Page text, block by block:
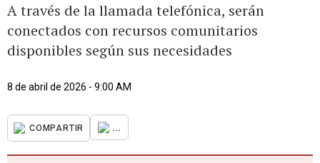
A través de la llamada telefónica, serán
conectados con recursos comunitarios
disponibles según sus necesidades
8 de abril de 2026 - 9:00 AM
COMPARTIR ...